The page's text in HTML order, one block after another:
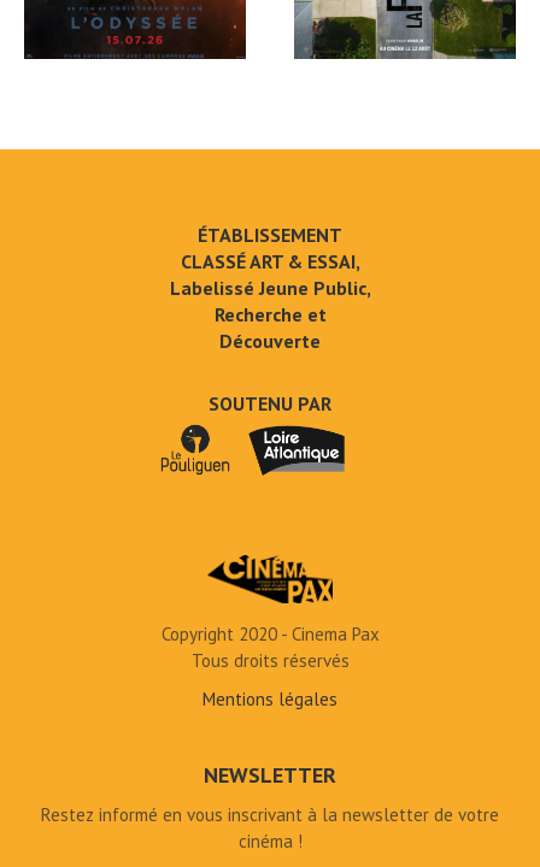
ÉTABLISSEMENT
CLASSÉ ART & ESSAI,
Labelissé Jeune Public,
Recherche et
Découverte
SOUTENU PAR
Copyright 2020 - Cinema Pax
Tous droits réservés
Mentions légales
NEWSLETTER
Restez informé en vous inscrivant à la newsletter de votre
cinéma !